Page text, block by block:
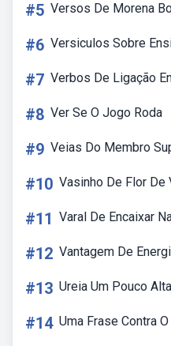
#5 Versos De Morena
#6 Versiculos Sobre
#7 Verbos De Ligação
#8 Ver Se O Jogo Roda
#9 Veias Do Membro
#10 Vasinho De Flor De
#11 Varal De Encaixar
#12 Vantagem De
#13 Ureia Um Pouco Alta
#14 Uma Frase Contra